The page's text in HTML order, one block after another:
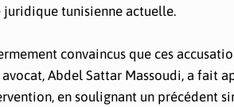
juridique tunisienne actuelle.
convaincus que ces
Abdel Sattar Massoudi, a fait
en soulignant un précédent